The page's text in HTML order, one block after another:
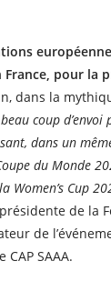
pour la
dans la
beau coup
dans un
du Monde
Women’s Cup
de la
de
CAP SAAA.